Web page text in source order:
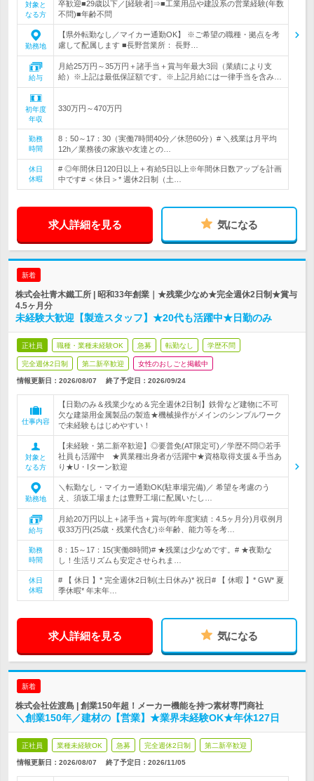
対象と
なる方
卒歓迎■29歳以下／[経験者]⇒■工業用品や建設系の営業経験(年数
不問)■年齢不問
勤務地
【県外転勤なし／マイカー通勤OK】 ※ご希望の職種・拠点を考
慮して配属します ■長野営業所： 長野…
給与
月給25万円～35万円＋諸手当＋賞与年最大3回（業績により支
給）※上記は最低保証額です。※上記月給には一律手当を含み…
初年度
年収
330万円～470万円
勤務
時間
8：50～17：30（実働7時間40分／休憩60分）# ＼残業は月平均
12h／業務後の家族や友達との…
休日
休暇
# ◎年間休日120日以上＋有給5日以上※年間休日数アップを計画
中です# ＜休日＞* 週休2日制（土…
求人詳細を見る 気になる
新着
株式会社青木鐵工所 | 昭和33年創業｜★残業少なめ★完全週休2日制★賞与
4.5ヶ月分
未経験大歓迎【製造スタッフ】★20代も活躍中★日勤のみ
正社員 職種・業種未経験OK 急募 転勤なし 学歴不問
完全週休2日制 第二新卒歓迎 女性のおしごと掲載中
情報更新日：2026/08/07 終了予定日： 2026/09/24
仕事内容
【日勤のみ＆残業少なめ＆完全週休2日制】鉄骨など建物に不可
欠な建築用金属製品の製造★機械操作がメインのシンプルワーク
で未経験もはじめやすい！
対象と
なる方
【未経験・第二新卒歓迎】◎要普免(AT限定可)／学歴不問◎若手
社員も活躍中 ★異業種出身者が活躍中★資格取得支援＆手当あ
り★U・Iターン歓迎
勤務地
＼転勤なし・マイカー通勤OK(駐車場完備)／ 希望を考慮のう
え、須坂工場または豊野工場に配属いたし…
給与
月給20万円以上＋諸手当＋賞与(昨年度実績：4.5ヶ月分)月収例月
収33万円(25歳・残業代含む)※年齢、能力等を考…
勤務
時間
8：15～17：15(実働8時間)# ★残業は少なめです。# ★夜勤な
し！生活リズムも安定させられま…
休日
休暇
# 【 休日 】* 完全週休2日制(土日休み)* 祝日# 【 休暇 】* GW* 夏
季休暇* 年末年…
求人詳細を見る 気になる
新着
株式会社佐渡島 | 創業150年超！メーカー機能を持つ素材専門商社
＼創業150年／建材の【営業】★業界未経験OK★年休127日
正社員 業種未経験OK 急募 完全週休2日制 第二新卒歓迎
情報更新日：2026/08/07 終了予定日： 2026/11/05